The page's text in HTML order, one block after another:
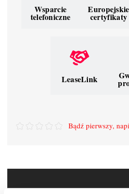
Wsparcie
telefoniczne
Europejskie
certyfikaty
LeaseLink
Bądź pierwszy,